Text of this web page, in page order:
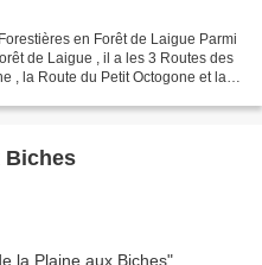
en Forêt de Laigue Parmi
de Laigue , il a les 3 Routes des
, la Route du Petit Octogone et la
Biches